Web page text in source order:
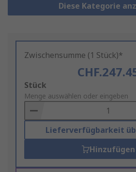
Diese Kategorie
Zwischensumme (1 Stück)*
Add
to
Basket
Stück
Menge auswählen oder eingeben
Lieferverfügbarkeit
Hinzufügen